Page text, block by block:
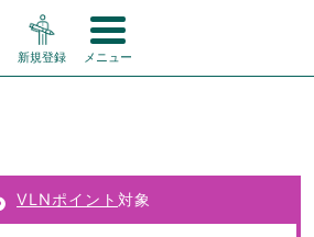
新規登録 メニュー
VLNポイント 対象